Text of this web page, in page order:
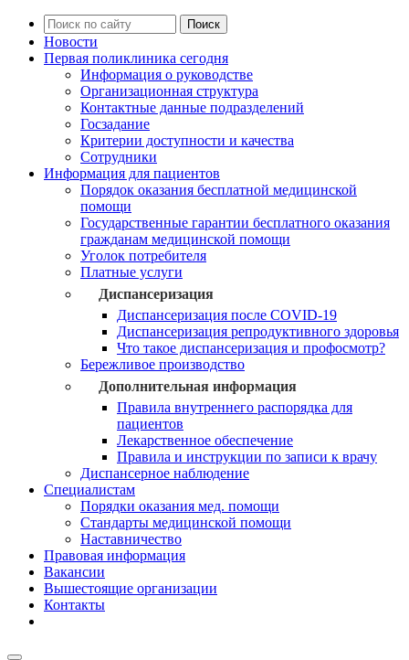
Новости
Первая поликлиника сегодня
Информация о руководстве
Организационная структура
Контактные данные подразделений
Госзадание
Критерии доступности и качества
Сотрудники
Информация для пациентов
Порядок оказания бесплатной медицинской
помощи
Государственные гарантии бесплатного оказания
гражданам медицинской помощи
Уголок потребителя
Платные услуги
Диспансеризация
Диспансеризация после COVID-19
Диспансеризация репродуктивного здоровья
Что такое диспансеризация и профосмотр?
Бережливое производство
Дополнительная информация
Правила внутреннего распорядка для
пациентов
Лекарственное обеспечение
Правила и инструкции по записи к врачу
Диспансерное наблюдение
Специалистам
Порядки оказания мед. помощи
Стандарты медицинской помощи
Наставничество
Правовая информация
Вакансии
Вышестоящие организации
Контакты